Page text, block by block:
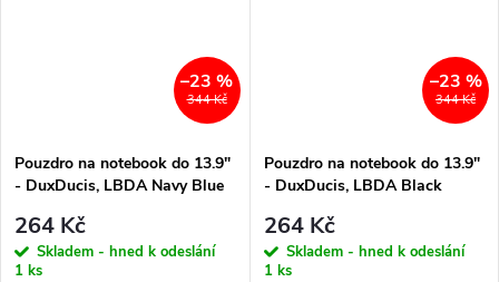
344 Kč
–23 %
Pouzdro na notebook do 13.9"
- DuxDucis, LBDA Navy Blue
264 Kč
Skladem - hned k odeslání
1 ks
344 Kč
–23 %
Pouzdro na notebook do 13.9"
- DuxDucis, LBDA Black
264 Kč
Skladem - hned k odeslání
1 ks